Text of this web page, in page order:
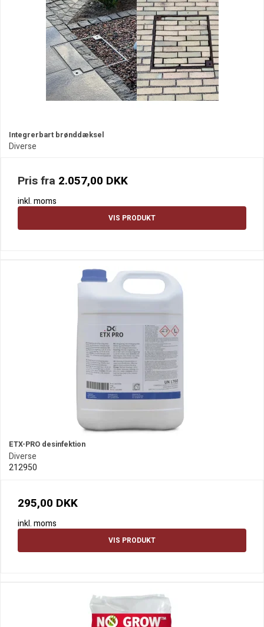
Integrerbart brønddæksel
Diverse
Pris fra 2.057,00 DKK
inkl. moms
VIS PRODUKT
ETX-PRO desinfektion
Diverse
212950
295,00 DKK
inkl. moms
VIS PRODUKT